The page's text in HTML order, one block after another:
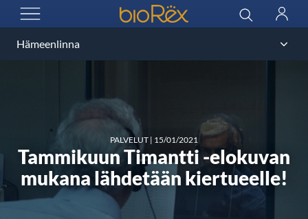
AVAA VALIKKO
BioRex Cinemas Haku
PALVELUT | 15/01/2021
Tammikuun Timantti -elokuvan
mukana lähdetään kiertueelle!